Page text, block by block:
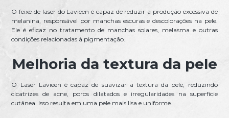
O feixe de laser do Lavieen é capaz de reduzir a produção excessiva de
melanina, responsável por manchas escuras e descolorações na pele.
Ele é eficaz no tratamento de manchas solares, melasma e outras
condições relacionadas à pigmentação.
Melhoria da textura da pele
O Laser Lavieen é capaz de suavizar a textura da pele, reduzindo
cicatrizes de acne, poros dilatados e irregularidades na superfície
cutânea. Isso resulta em uma pele mais lisa e uniforme.